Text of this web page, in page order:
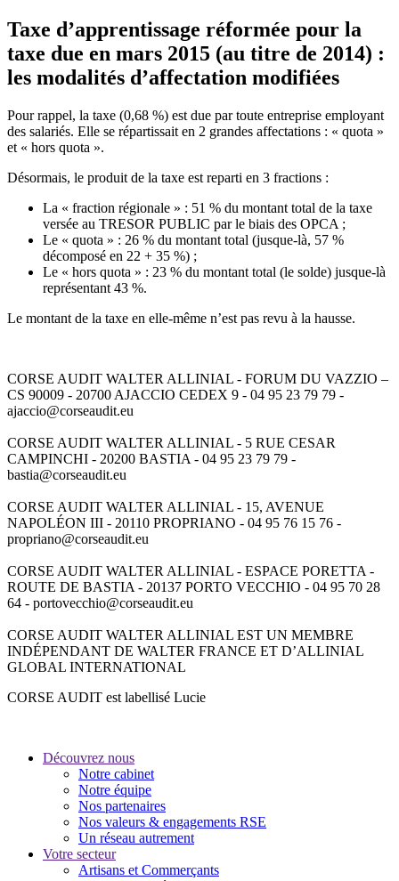
Taxe d’apprentissage réformée pour la
taxe due en mars 2015 (au titre de 2014) :
les modalités d’affectation modifiées
Pour rappel, la taxe (0,68 %) est due par toute entreprise employant
des salariés. Elle se répartissait en 2 grandes affectations : « quota »
et « hors quota ».
Désormais, le produit de la taxe est reparti en 3 fractions :
La « fraction régionale » : 51 % du montant total de la taxe
versée au TRESOR PUBLIC par le biais des OPCA ;
Le « quota » : 26 % du montant total (jusque-là, 57 %
décomposé en 22 + 35 %) ;
Le « hors quota » : 23 % du montant total (le solde) jusque-là
représentant 43 %.
Le montant de la taxe en elle-même n’est pas revu à la hausse.
CORSE AUDIT WALTER ALLINIAL - FORUM DU VAZZIO –
CS 90009 - 20700 AJACCIO CEDEX 9 - 04 95 23 79 79 -
ajaccio@corseaudit.eu
CORSE AUDIT WALTER ALLINIAL - 5 RUE CESAR
CAMPINCHI - 20200 BASTIA - 04 95 23 79 79 -
bastia@corseaudit.eu
CORSE AUDIT WALTER ALLINIAL - 15, AVENUE
NAPOLÉON III - 20110 PROPRIANO - 04 95 76 15 76 -
propriano@corseaudit.eu
CORSE AUDIT WALTER ALLINIAL - ESPACE PORETTA -
ROUTE DE BASTIA - 20137 PORTO VECCHIO - 04 95 70 28
64 - portovecchio@corseaudit.eu
CORSE AUDIT WALTER ALLINIAL EST UN MEMBRE
INDÉPENDANT DE WALTER FRANCE ET D’ALLINIAL
GLOBAL INTERNATIONAL
CORSE AUDIT est labellisé Lucie
Découvrez nous
Notre cabinet
Notre équipe
Nos partenaires
Nos valeurs & engagements RSE
Un réseau autrement
Votre secteur
Artisans et Commerçants